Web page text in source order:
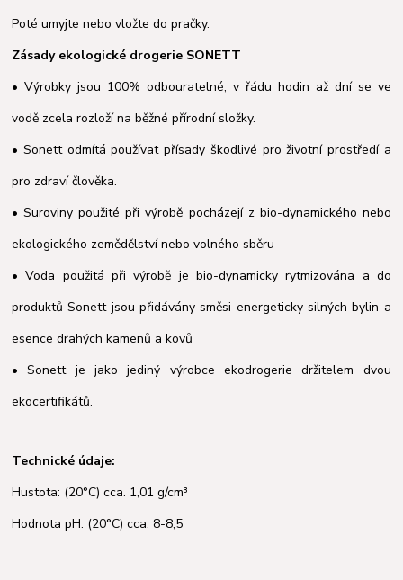
Poté umyjte nebo vložte do pračky.
Zásady ekologické drogerie SONETT
• Výrobky jsou 100% odbouratelné, v řádu hodin až dní se ve
vodě zcela rozloží na běžné přírodní složky.
• Sonett odmítá používat přísady škodlivé pro životní prostředí a
pro zdraví člověka.
• Suroviny použité při výrobě pocházejí z bio-dynamického nebo
ekologického zemědělství nebo volného sběru
• Voda použitá při výrobě je bio-dynamicky rytmizována a do
produktů Sonett jsou přidávány směsi energeticky silných bylin a
esence drahých kamenů a kovů
• Sonett je jako jediný výrobce ekodrogerie držitelem dvou
ekocertifikátů.
Technické údaje:
Hustota: (20°C) cca. 1,01 g/cm³
Hodnota pH: (20°C) cca. 8-8,5